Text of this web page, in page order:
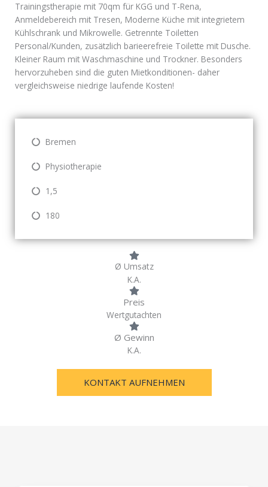
Trainingstherapie mit 70qm für KGG und T-Rena,
Anmeldebereich mit Tresen, Moderne Küche mit integrietem
Kühlschrank und Mikrowelle. Getrennte Toiletten
Personal/Kunden, zusätzlich barieerefreie Toilette mit Dusche.
Kleiner Raum mit Waschmaschine und Trockner. Besonders
hervorzuheben sind die guten Mietkonditionen- daher
vergleichsweise niedrige laufende Kosten!
Bremen
Physiotherapie
1,5
180
Ø Umsatz
K.A.
Preis
Wertgutachten
Ø Gewinn
K.A.
KONTAKT AUFNEHMEN